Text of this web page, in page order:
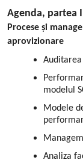
Agenda, partea
Procese și
aprovizionare
modelul
Modele
Analiza